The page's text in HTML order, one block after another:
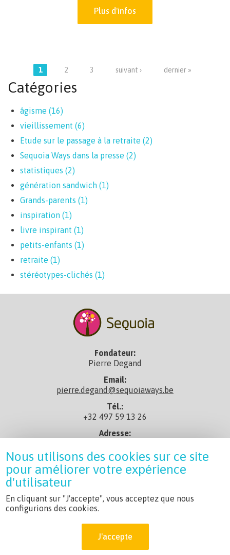
Plus d'infos
Pages
1 2 3 suivant › dernier »
Catégories
âgisme (16)
vieillissement (6)
Etude sur le passage à la retraite (2)
Sequoia Ways dans la presse (2)
statistiques (2)
génération sandwich (1)
Grands-parents (1)
inspiration (1)
livre inspirant (1)
petits-enfants (1)
retraite (1)
stéréotypes-clichés (1)
Fondateur:
Pierre Degand
Email:
pierre.degand@sequoiaways.be
Tél.:
+32 497 59 13 26
Adresse:
En savoir+:
Profil Linkedin
Conditions générales
Charte du Réseau Sequoia
Non assujetti à la TVA
Nous utilisons des cookies sur ce site
pour améliorer votre expérience
d'utilisateur
En cliquant sur "J'accepte", vous acceptez que nous
configurions des cookies.
J'accepte